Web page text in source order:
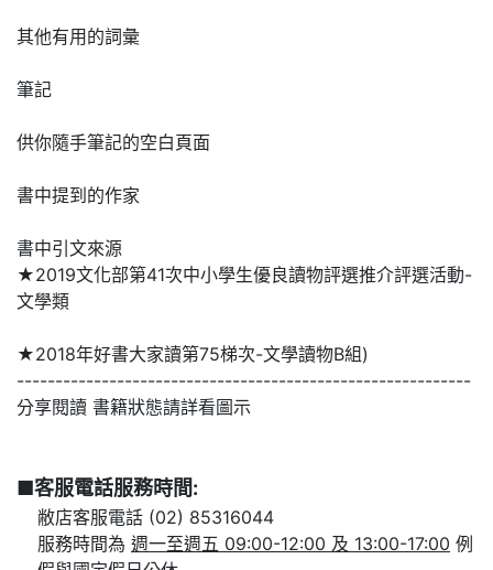
其他有用的詞彙
筆記
供你隨手筆記的空白頁面
書中提到的作家
書中引文來源
★2019文化部第41次中小學生優良讀物評選推介評選活動-
文學類
★2018年好書大家讀第75梯次-文學讀物B組)
-----------------------------------------------------------
分享閱讀 書籍狀態請詳看圖示
■客服電話服務時間:
敝店客服電話 (02) 85316044
服務時間為 週一至週五 09:00-12:00 及 13:00-17:00 例